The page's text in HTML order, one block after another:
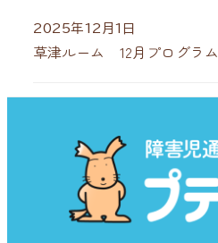
草津ルーム 12月プログラム
2025年12月1日